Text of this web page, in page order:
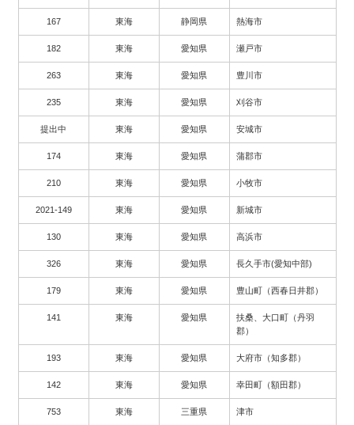
167 東海 静岡県 熱海市
182 東海 愛知県 瀬戸市
263 東海 愛知県 豊川市
235 東海 愛知県 刈谷市
提出中 東海 愛知県 安城市
174 東海 愛知県 蒲郡市
210 東海 愛知県 小牧市
2021-149 東海 愛知県 新城市
130 東海 愛知県 高浜市
326 東海 愛知県 長久手市(愛知中部)
179 東海 愛知県 豊山町（西春日井郡）
141 東海 愛知県
扶桑、大口町（丹羽
郡）
193 東海 愛知県 大府市（知多郡）
142 東海 愛知県 幸田町（額田郡）
753 東海 三重県 津市